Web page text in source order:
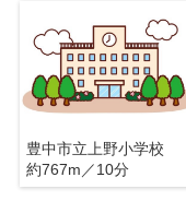
豊中市立上野小学校
約767m／10分